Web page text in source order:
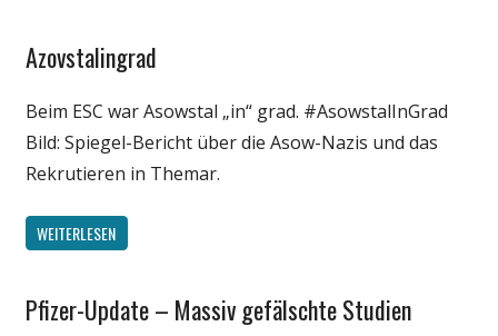
Gesellschaft
Politik
Wissenschaft
Azovstalingrad
Beim ESC war Asowstal „in“ grad. #AsowstalInGrad
Bild: Spiegel-Bericht über die Asow-Nazis und das
Rekrutieren in Themar.
WEITERLESEN
Gesellschaft
Pfizer-Update – Massiv gefälschte Studien